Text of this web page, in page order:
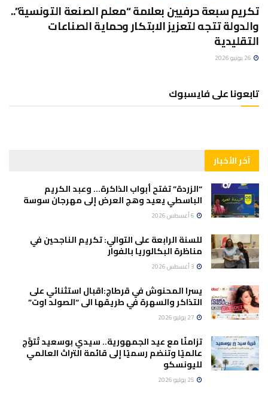
تكريم سبعة حرفيين بعلامة “معلم الصنعة التونسية”..
والدولة تتجه لتعزيز الابتكار وحماية الصناعات
التقليدية
تابعونا على فايسبوك
آخر الأخبار
“الزردة” تفتح أبواب الذاكرة… وعبد الكريم
الباسطي يعيد وهج العرض إلى مهرجان سوسة
للسنة الرابعة على التوالي: تكريم الناجحين في
مناظرة البكالوريا بالفوار
يسرا المحنوش في قرطاج:اقبال استثنائي على
التذاكر والسهرة في طريقها الى “الصولد اوت”
تزامنًا مع عيد الجمهورية.. سيدي بوسعيد تُتوَّج
عالميًا وتنضم رسميًا إلى قائمة التراث العالمي
لليونسكو